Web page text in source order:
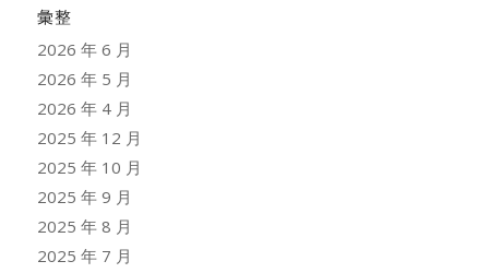
彙整
2026 年 6 月
2026 年 5 月
2026 年 4 月
2025 年 12 月
2025 年 10 月
2025 年 9 月
2025 年 8 月
2025 年 7 月